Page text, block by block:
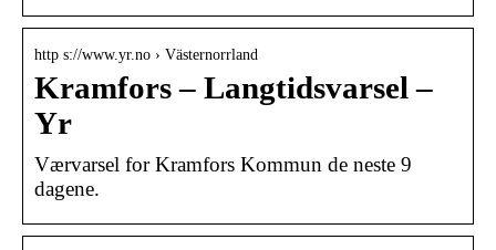
http s://www.yr.no › Västernorrland
Kramfors – Langtidsvarsel –
Yr
Værvarsel for Kramfors Kommun de neste 9
dagene.